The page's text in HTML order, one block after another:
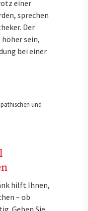
einer
sprechen
Der
sein,
bei einer
und
hilft Ihnen,
– ob
Geben Sie